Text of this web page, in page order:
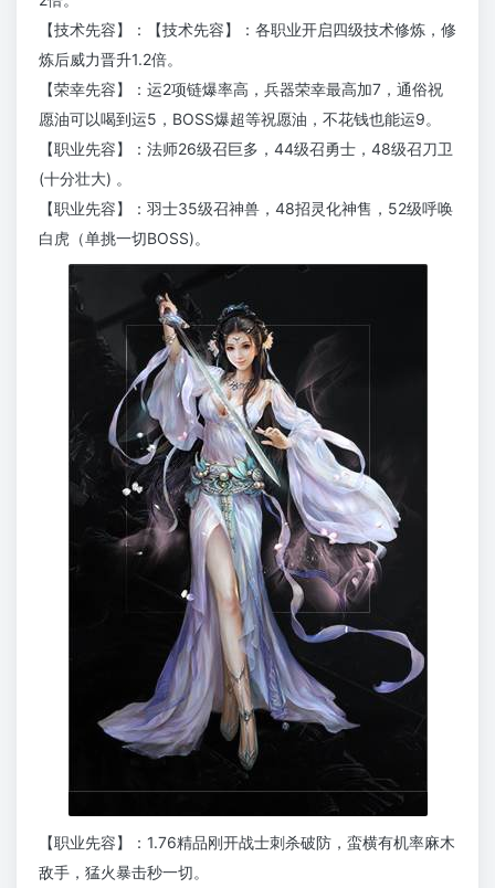
【技术先容】：【技术先容】：各职业开启四级技术修炼，修
炼后威力晋升1.2倍。
【荣幸先容】：运2项链爆率高，兵器荣幸最高加7，通俗祝
愿油可以喝到运5，BOSS爆超等祝愿油，不花钱也能运9。
【职业先容】：法师26级召巨多，44级召勇士，48级召刀卫
(十分壮大) 。
【职业先容】：羽士35级召神兽，48招灵化神售，52级呼唤
白虎（单挑一切BOSS)。
【职业先容】：1.76精品刚开战士刺杀破防，蛮横有机率麻木
敌手，猛火暴击秒一切。